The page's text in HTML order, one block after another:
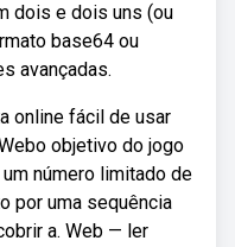
dois e dois uns (ou
base64 ou
avançadas.
online fácil de usar
objetivo do jogo
número limitado de
por uma sequência
a. Web — ler